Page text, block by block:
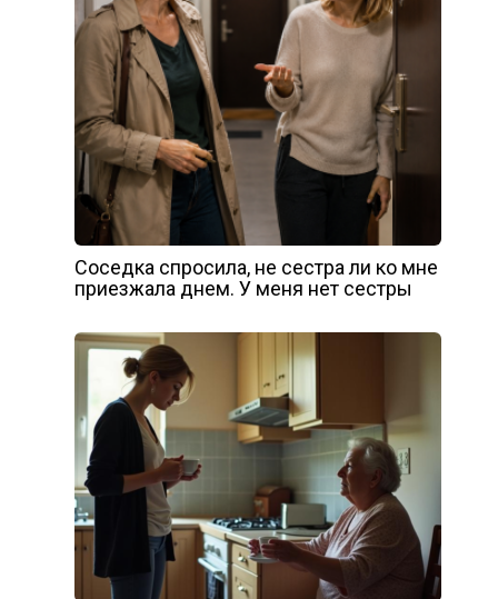
Соседка спросила, не сестра ли ко мне
приезжала днем. У меня нет сестры